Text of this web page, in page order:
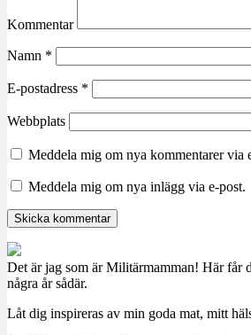
Kommentar
Namn *
E-postadress *
Webbplats
Meddela mig om nya kommentarer via
Meddela mig om nya inlägg via e-post.
Det är jag som är Militärmamman! Här får
några år sådär.
Låt dig inspireras av min goda mat, mitt